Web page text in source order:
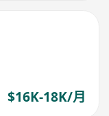
$16K-18K/月